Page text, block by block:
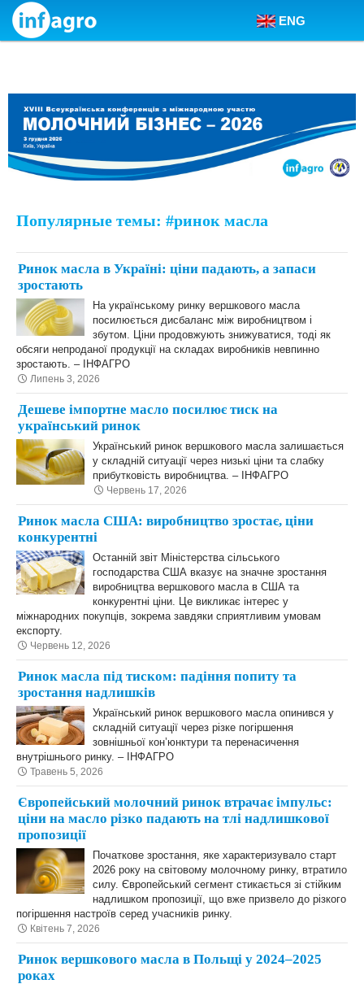
Skip to content
ENG
Популярные темы: #ринок масла
Ринок масла в Україні: ціни падають, а запаси
зростають
На українському ринку вершкового масла
посилюється дисбаланс між виробництвом і
збутом. Ціни продовжують знижуватися, тоді як
обсяги непроданої продукції на складах виробників невпинно
зростають. – ІНФАГРО
Липень 3, 2026
Дешеве імпортне масло посилює тиск на
український ринок
Український ринок вершкового масла залишається
у складній ситуації через низькі ціни та слабку
прибутковість виробництва. – ІНФАГРО
Червень 17, 2026
Ринок масла США: виробництво зростає, ціни
конкурентні
Останній звіт Міністерства сільського
господарства США вказує на значне зростання
виробництва вершкового масла в США та
конкурентні ціни. Це викликає інтерес у
міжнародних покупців, зокрема завдяки сприятливим умовам
експорту.
Червень 12, 2026
Ринок масла під тиском: падіння попиту та
зростання надлишків
Український ринок вершкового масла опинився у
складній ситуації через різке погіршення
зовнішньої кон’юнктури та перенасичення
внутрішнього ринку. – ІНФАГРО
Травень 5, 2026
Європейський молочний ринок втрачає імпульс:
ціни на масло різко падають на тлі надлишкової
пропозиції
Початкове зростання, яке характеризувало старт
2026 року на світовому молочному ринку, втратило
силу. Європейський сегмент стикається зі стійким
надлишком пропозиції, що вже призвело до різкого
погіршення настроїв серед учасників ринку.
Квітень 7, 2026
Ринок вершкового масла в Польщі у 2024–2025
роках